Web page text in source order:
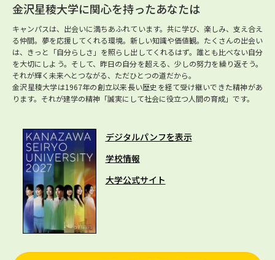
金沢星稜大学に関心を持ったあなたは
キャンパスは、出会いに満ちあふれています。共に学び、楽しみ、支え合え
る仲間。夢を応援してくれる環境。新しい知識や価値観。たくさんの出会い
は、きっと「自分らしさ」を照らし出してくれるはず。誰とも比べない自分
を大切にしよう。そして、昨日の自分を超える、少しの努力を繰り返そう。
それが輝く未来へとつながる、ただひとつの道だから。
金沢星稜大学は1967年の創立以来長い歴史を経て受け継いできた精神があ
ります。それが建学の精神「誠実にして社会に役立つ人間の育成」です。
デジタルパンフを表示
学校情報
大学公式サイト